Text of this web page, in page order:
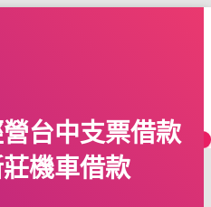
台中支票借款
機車借款